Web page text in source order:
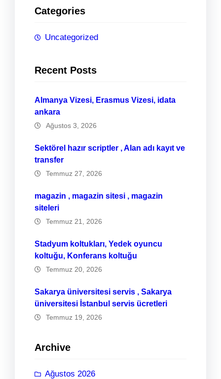
Categories
Uncategorized
Recent Posts
Almanya Vizesi, Erasmus Vizesi, idata
ankara
Ağustos 3, 2026
Sektörel hazır scriptler , Alan adı kayıt ve
transfer
Temmuz 27, 2026
magazin , magazin sitesi , magazin
siteleri
Temmuz 21, 2026
Stadyum koltukları, Yedek oyuncu
koltuğu, Konferans koltuğu
Temmuz 20, 2026
Sakarya üniversitesi servis , Sakarya
üniversitesi İstanbul servis ücretleri
Temmuz 19, 2026
Archive
Ağustos 2026